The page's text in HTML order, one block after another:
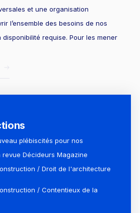
et une organisation
l’ensemble des besoins de nos
requise. Pour les mener
plébiscités pour nos
Décideurs Magazine
/ Droit de l'architecture
/ Contentieux de la